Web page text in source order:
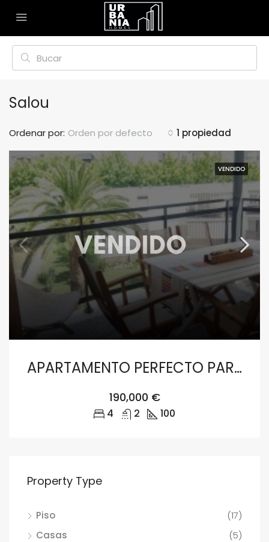
Salou
1 propiedad
Ordenar por: Orden por defecto
VENDIDO
APARTAMENTO PERFECTO PARA DISFRUTARLO O INVERTIR (Aptos Malta/Capri , Salou)
190,000 €
4 2 100
Property Type
Piso
(17)
Casas
(5)